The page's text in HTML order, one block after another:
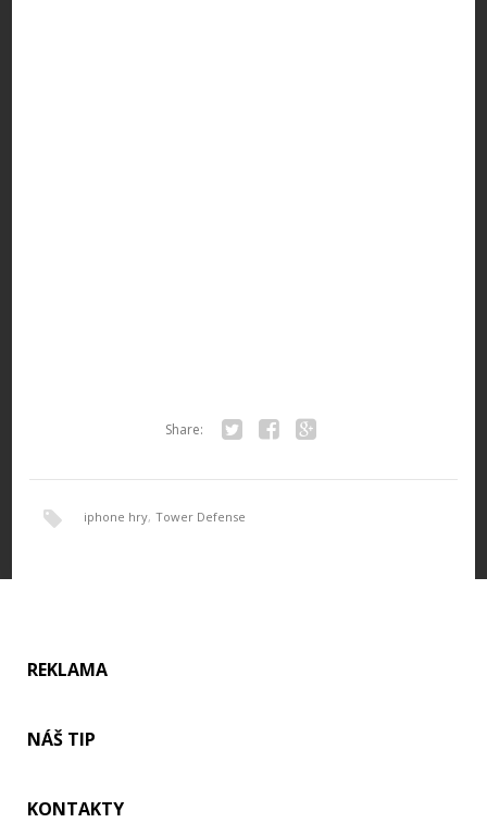
Share:
iphone hry, Tower Defense
REKLAMA
NÁŠ TIP
KONTAKTY